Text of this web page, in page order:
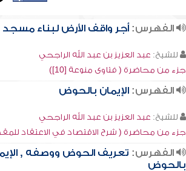
الفهرس: أجر واقف الأرض لبناء مسجد
للشيخ: عبد العزيز بن عبد الله الراجحي
جزء من محاضرة ( فتاوى منوعة [10])
الفهرس: الإيمان بالحوض
للشيخ: عبد العزيز بن عبد الله الراجحي
جزء من محاضرة ( شرح الاقتصاد في الاعتقاد
الفهرس: تعريف الحوض ووصفه ,
بالحوض